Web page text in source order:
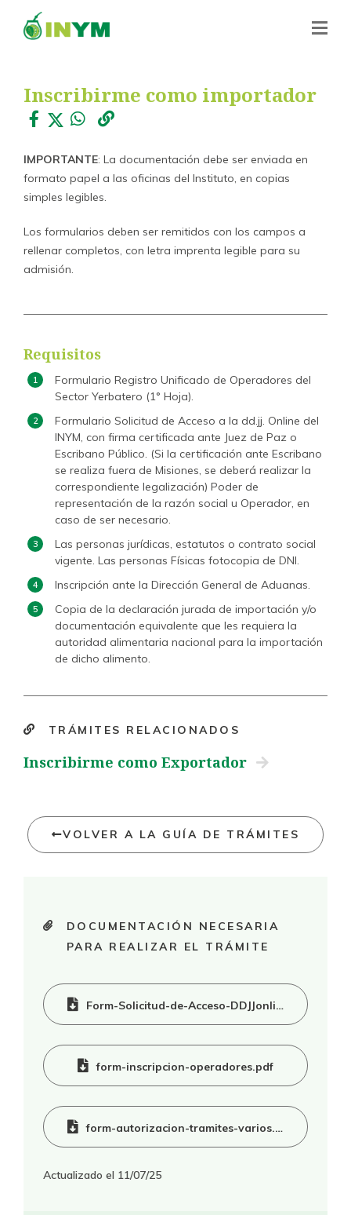
Inscribirme como importador
IMPORTANTE: La documentación debe ser enviada en
formato papel a las oficinas del Instituto, en copias
simples legibles.
Los formularios deben ser remitidos con los campos a
rellenar completos, con letra imprenta legible para su
admisión.
Requisitos
Formulario Registro Unificado de Operadores del
Sector Yerbatero (1° Hoja).
Formulario Solicitud de Acceso a la dd.jj. Online del
INYM, con firma certificada ante Juez de Paz o
Escribano Público. (Si la certificación ante Escribano
se realiza fuera de Misiones, se deberá realizar la
correspondiente legalización) Poder de
representación de la razón social u Operador, en
caso de ser necesario.
Las personas jurídicas, estatutos o contrato social
vigente. Las personas Físicas fotocopia de DNI.
Inscripción ante la Dirección General de Aduanas.
Copia de la declaración jurada de importación y/o
documentación equivalente que les requiera la
autoridad alimentaria nacional para la importación
de dicho alimento.
TRÁMITES RELACIONADOS
Inscribirme como Exportador
VOLVER A LA GUÍA DE TRÁMITES
DOCUMENTACIÓN NECESARIA
PARA REALIZAR EL TRÁMITE
Form-Solicitud-de-Acceso-DDJJonline.pdf
form-inscripcion-operadores.pdf
form-autorizacion-tramites-varios.doc
Actualizado el 11/07/25